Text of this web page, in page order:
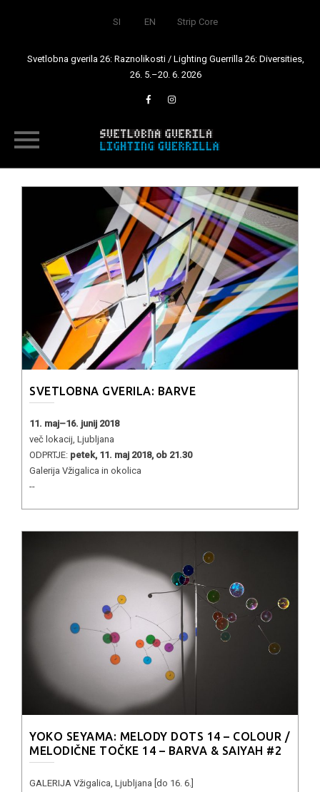
SI EN Strip Core
Svetlobna gverila 26: Raznolikosti / Lighting Guerrilla 26: Diversities,
26. 5.–20. 6. 2026
SVETLOBNA GVERILA: BARVE
11. maj–16. junij 2018
več lokacij, Ljubljana
ODPRTJE: petek, 11. maj 2018, ob 21.30
Galerija Vžigalica in okolica
--
YOKO SEYAMA: MELODY DOTS 14 – COLOUR /
MELODIČNE TOČKE 14 – BARVA & SAIYAH #2
GALERIJA Vžigalica, Ljubljana [do 16. 6.]